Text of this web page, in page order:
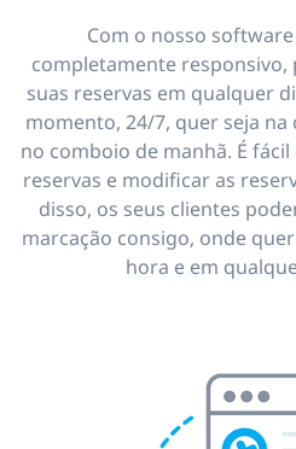
Com o nosso
completamente responsivo,
suas reservas em qualquer
momento, 24/7, quer seja
no comboio de manhã. É
reservas e modificar as
disso, os seus clientes
marcação consigo, onde
hora e em